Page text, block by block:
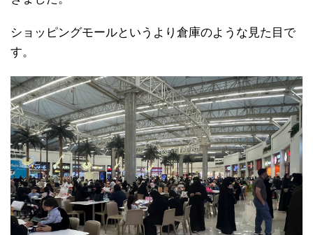
ショッピングモールというより倉庫のような見た目で
す。